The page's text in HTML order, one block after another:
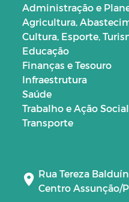
Administração e
Agricultura,
Cultura, Esporte,
Educação
Finanças e Tesouro
Infraestrutura
Saúde
Trabalho e Ação Social
Transporte
Rua Tereza
Centro Assunção/